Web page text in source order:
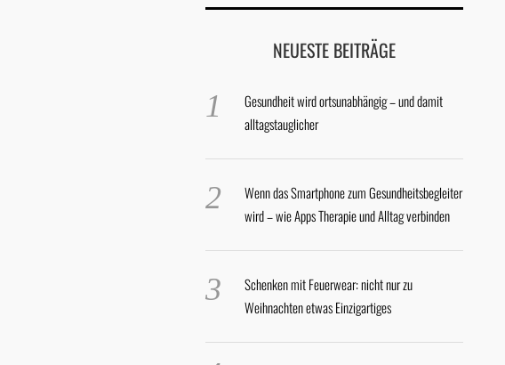
NEUESTE BEITRÄGE
Gesundheit wird ortsunabhängig – und damit
alltagstauglicher
Wenn das Smartphone zum Gesundheitsbegleiter
wird – wie Apps Therapie und Alltag verbinden
Schenken mit Feuerwear: nicht nur zu
Weihnachten etwas Einzigartiges